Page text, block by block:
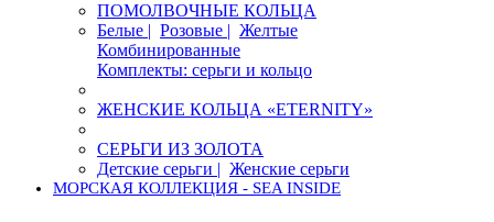
ПОМОЛВОЧНЫЕ КОЛЬЦА
Белые | Розовые | Желтые
Комбинированные
Комплекты: серьги и кольцо
ЖЕНСКИЕ КОЛЬЦА «ETERNITY»
СЕРЬГИ ИЗ ЗОЛОТА
Детские серьги | Женские серьги
МОРСКАЯ КОЛЛЕКЦИЯ - SEA INSIDE